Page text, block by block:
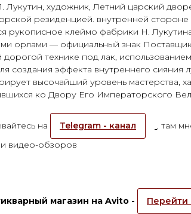
Лукутин, художник, Летний царский
резиденцией. внутренней
рукописное клеймо фабрики Н.
орлами — официальный знак
дорогой технике под лак,
создания эффекта внутреннего сияния
высочайший уровень мастерства,
ко Двору Его Императорского
на Telegram - канал
, там
видео-обзоров
магазин на Avito - Перейти